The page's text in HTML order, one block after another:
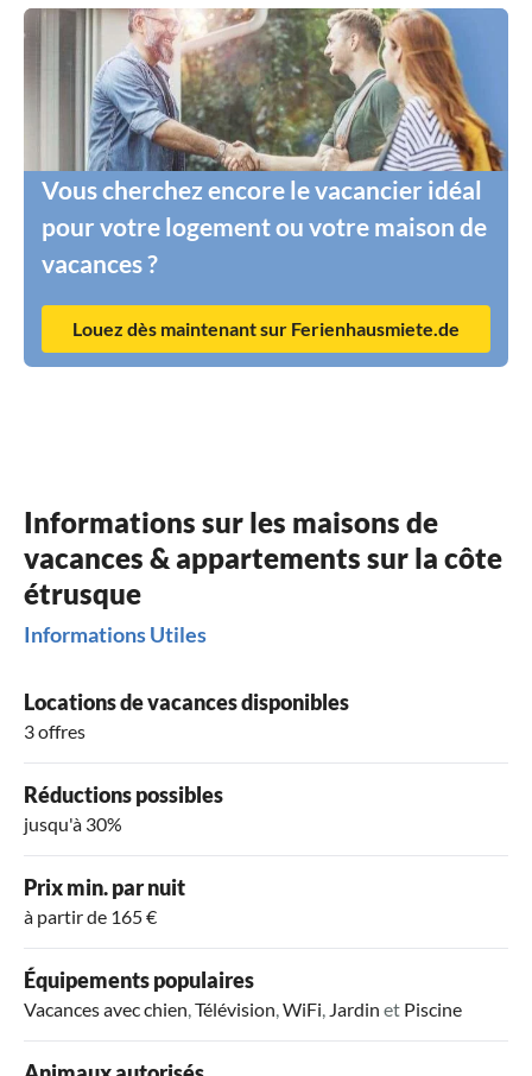
Vous cherchez encore le vacancier idéal
pour votre logement ou votre maison de
vacances ?
Louez dès maintenant sur Ferienhausmiete.de
Informations sur les maisons de
vacances & appartements sur la côte
étrusque
Informations Utiles
Locations de vacances disponibles
3 offres
Réductions possibles
jusqu'à 30%
Prix min. par nuit
à partir de 165 €
Équipements populaires
Vacances avec chien,Télévision,WiFi, Jardin et Piscine